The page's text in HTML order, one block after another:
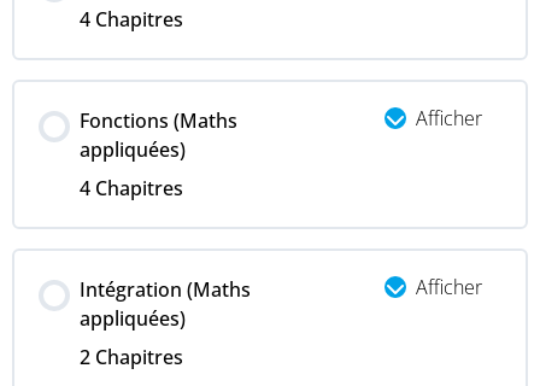
4 Chapitres
Fonctions (Maths
appliquées)
4 Chapitres
Afficher
Intégration (Maths
appliquées)
2 Chapitres
Afficher